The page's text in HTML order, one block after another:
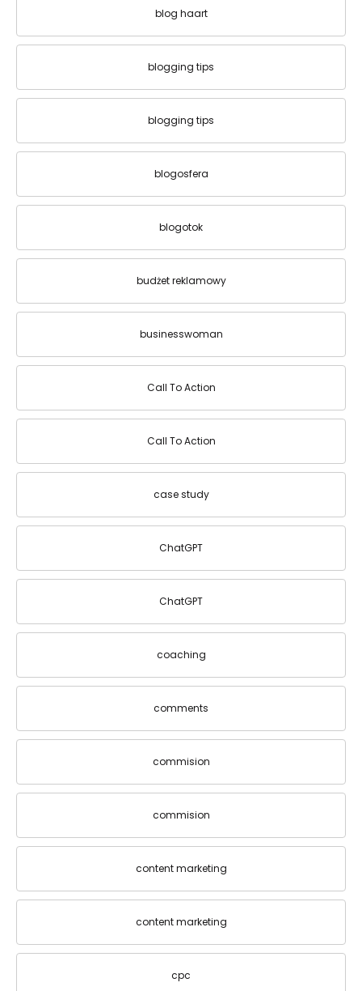
blog haart
blogging tips
blogging tips
blogosfera
blogotok
budżet reklamowy
businesswoman
Call To Action
Call To Action
case study
ChatGPT
ChatGPT
coaching
comments
commision
commision
content marketing
content marketing
cpc